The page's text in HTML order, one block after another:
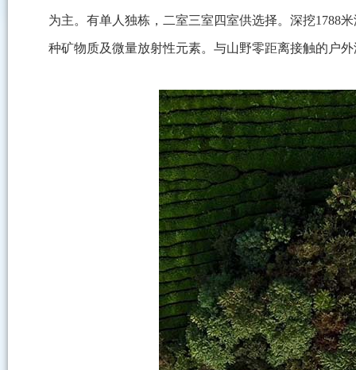
为主。有单人独栋，二室三室四室供选择。深挖1788
种矿物质及微量放射性元素。与山野零距离接触的户